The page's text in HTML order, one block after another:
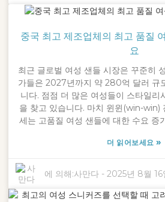
뿐만 아니라, 품질과 서비스를 중시하
발 시장에서의 입지를 재정립하는
중국 최고 제조업체의 최고 품질
요
최근 글로벌 여성 샌들 시장은 꾸준히
가들은 2027년까지 약 280억 달러 규
니다. 점점 더 많은 여성들이 스타일리
을 찾고 있습니다. 마치 윈윈(win-win)
세는 고품질 여성 샌들에 대한 수요 증
선보일 수 있는 신뢰할 수 있는 제조업
(Ningbo Crossleap Co., Ltd.)을 살펴
된 이 회사는 이 분야에서 독보적인 위
"세상을 누비다(step through the
더 읽어보세요»
에 의해:사만다 -2025년 8월 16